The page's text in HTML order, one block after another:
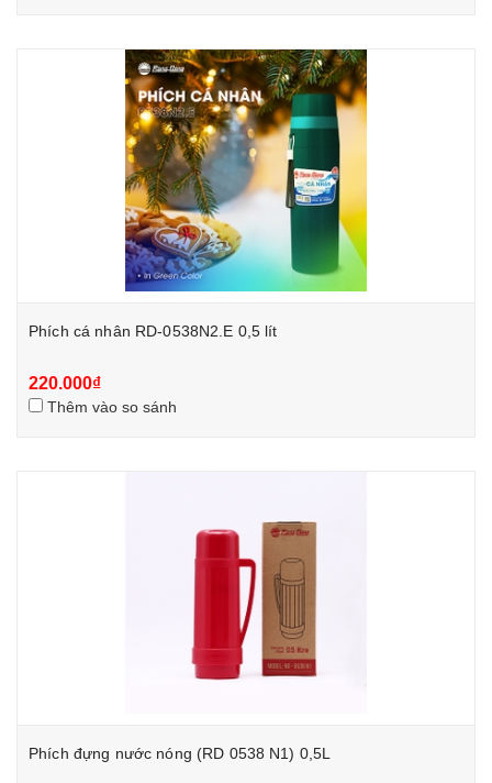
Phích cá nhân RD-0538N2.E 0,5 lít
220.000₫
Thêm vào so sánh
Phích đựng nước nóng (RD 0538 N1) 0,5L